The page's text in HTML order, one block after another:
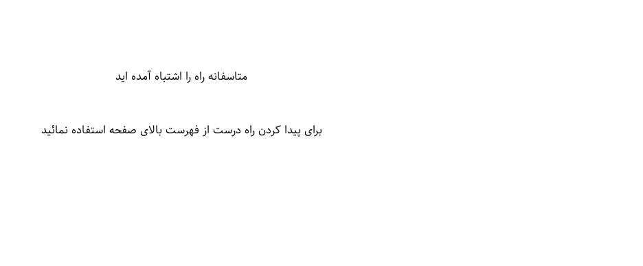
متاسفانه راه را اشتباه آمده اید
برای پیدا کردن راه درست از فهرست بالای صفحه استفاده نمائید